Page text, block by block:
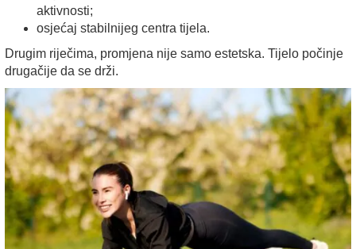
aktivnosti;
osjećaj stabilnijeg centra tijela.
Drugim riječima, promjena nije samo estetska. Tijelo počinje
drugačije da se drži.